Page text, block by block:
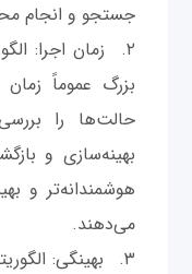
جستجو و انجام
بزرگ عموماً زمان
حالت‌ها را
بهینه‌سازی و
هوشمندانه‌تر و
می‌دهند.
بهینگی: